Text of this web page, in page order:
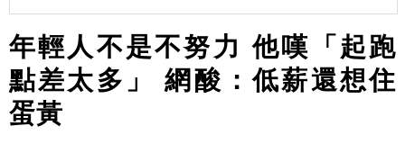
年輕人不是不努力 他嘆「起跑
點差太多」 網酸：低薪還想住
蛋黃